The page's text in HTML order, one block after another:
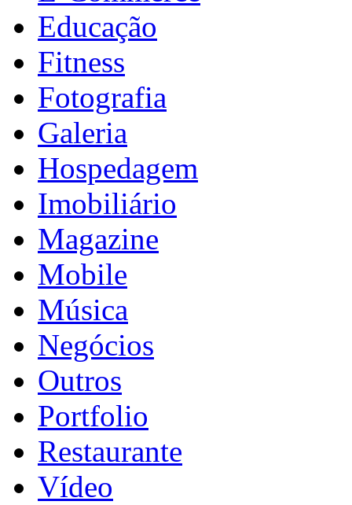
Educação
Fitness
Fotografia
Galeria
Hospedagem
Imobiliário
Magazine
Mobile
Música
Negócios
Outros
Portfolio
Restaurante
Vídeo